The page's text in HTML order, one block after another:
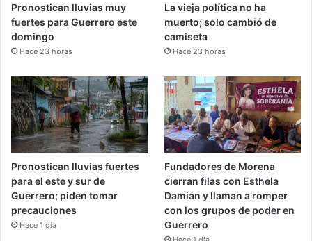
Pronostican lluvias muy
fuertes para Guerrero este
domingo
Hace 23 horas
La vieja política no ha
muerto; solo cambió de
camiseta
Hace 23 horas
Pronostican lluvias fuertes
para el este y sur de
Guerrero; piden tomar
precauciones
Hace 1 día
Fundadores de Morena
cierran filas con Esthela
Damián y llaman a romper
con los grupos de poder en
Guerrero